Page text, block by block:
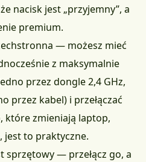
nacisk jest „przyjemny”, a
premium.
— możesz mieć
z maksymalnie
przez dongle 2,4 GHz,
przez kabel) i przełączać
które zmieniają laptop,
to praktyczne.
sprzętowy — przełącz go, a